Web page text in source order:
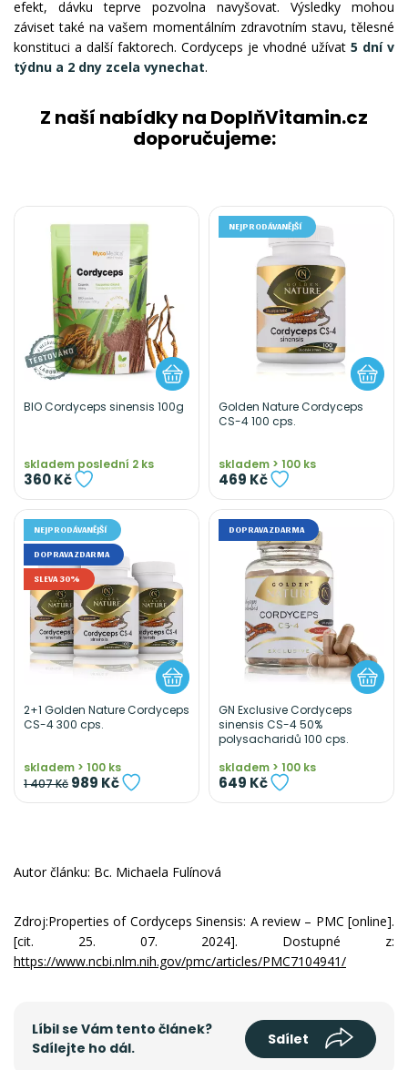
efekt, dávku teprve pozvolna navyšovat. Výsledky mohou
záviset také na vašem momentálním zdravotním stavu, tělesné
konstituci a další faktorech. Cordyceps je vhodné užívat 5 dní v
týdnu a 2 dny zcela vynechat.
Z naší nabídky na DoplňVitamin.cz
doporučujeme:
BIO Cordyceps sinensis 100g
skladem poslední 2 ks
360 Kč
NEJPRODÁVANĚJŠÍ
Golden Nature Cordyceps
CS-4 100 cps.
skladem > 100 ks
469 Kč
NEJPRODÁVANĚJŠÍ
DOPRAVA ZDARMA
SLEVA 30%
2+1 Golden Nature Cordyceps
CS-4 300 cps.
skladem > 100 ks
1 407 Kč 989 Kč
DOPRAVA ZDARMA
GN Exclusive Cordyceps
sinensis CS-4 50%
polysacharidů 100 cps.
skladem > 100 ks
649 Kč
Autor článku: Bc. Michaela Fulínová
Zdroj:Properties of Cordyceps Sinensis: A review – PMC [online].
[cit. 25. 07. 2024]. Dostupné z:
https://www.ncbi.nlm.nih.gov/pmc/articles/PMC7104941/
Líbil se Vám tento článek?
Sdílejte ho dál.
Sdílet